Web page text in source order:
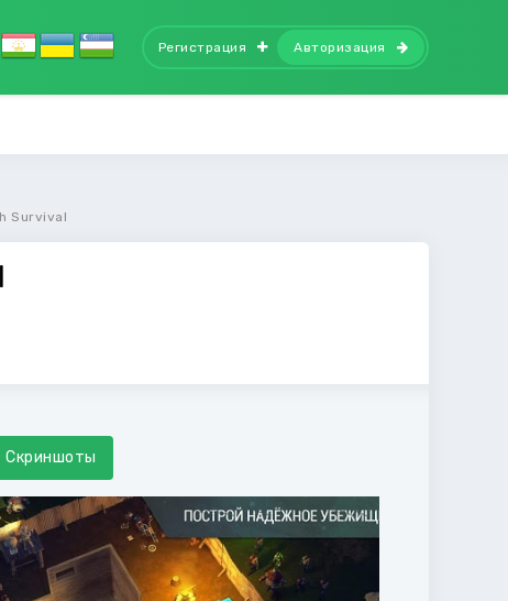
Регистрация Авторизация
Survival
Скриншоты